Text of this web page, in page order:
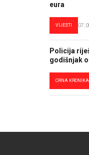
eura
VIJESTI
Policija
godišnjak
CRNA KRONIKA